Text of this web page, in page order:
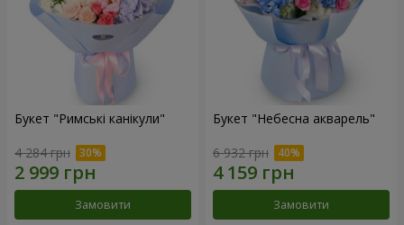
Букет "Римські канікули"
4 284 грн
Замовити
Букет "Небесна акварель"
6 932 грн
Замовити